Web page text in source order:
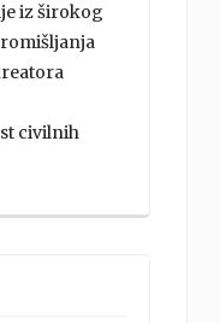
iz širokog
civilnih